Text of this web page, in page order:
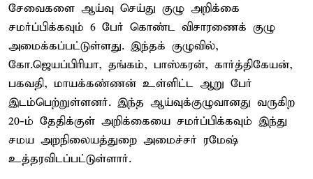
சேவைகளை ஆய்வு செய்து குழு அறிக்கை
சமர்ப்பிக்கவும் 6 பேர் கொண்ட விசாரணைக் குழு
அமைக்கப்பட்டுள்ளது. இந்தக் குழுவில்,
கோ.ஜெயப்பிரியா, தங்கம், பாஸ்கரன், கார்த்திகேயன்,
பகவதி, மாயக்கண்ணன் உள்ளிட்ட ஆறு பேர்
இடம்பெற்றுள்ளனர். இந்த ஆய்வுக்குழுவானது வருகிற
20-ம் தேதிக்குள் அறிக்கையை சமர்ப்பிக்கவும் இந்து
சமய அறநிலையத்துறை அமைச்சர் ரமேஷ்
உத்தரவிடப்பட்டுள்ளார்.